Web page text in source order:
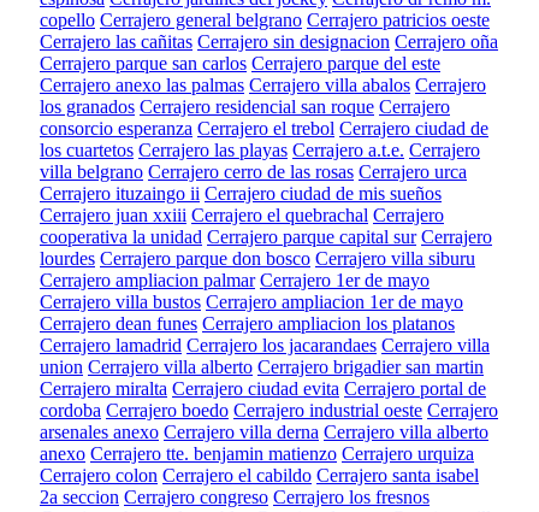
copello Cerrajero general belgrano Cerrajero patricios oeste
Cerrajero las cañitas Cerrajero sin designacion Cerrajero oña
Cerrajero parque san carlos Cerrajero parque del este
Cerrajero anexo las palmas Cerrajero villa abalos Cerrajero
los granados Cerrajero residencial san roque Cerrajero
consorcio esperanza Cerrajero el trebol Cerrajero ciudad de
los cuartetos Cerrajero las playas Cerrajero a.t.e. Cerrajero
villa belgrano Cerrajero cerro de las rosas Cerrajero urca
Cerrajero ituzaingo ii Cerrajero ciudad de mis sueños
Cerrajero juan xxiii Cerrajero el quebrachal Cerrajero
cooperativa la unidad Cerrajero parque capital sur Cerrajero
lourdes Cerrajero parque don bosco Cerrajero villa siburu
Cerrajero ampliacion palmar Cerrajero 1er de mayo
Cerrajero villa bustos Cerrajero ampliacion 1er de mayo
Cerrajero dean funes Cerrajero ampliacion los platanos
Cerrajero lamadrid Cerrajero los jacarandaes Cerrajero villa
union Cerrajero villa alberto Cerrajero brigadier san martin
Cerrajero miralta Cerrajero ciudad evita Cerrajero portal de
cordoba Cerrajero boedo Cerrajero industrial oeste Cerrajero
arsenales anexo Cerrajero villa derna Cerrajero villa alberto
anexo Cerrajero tte. benjamin matienzo Cerrajero urquiza
Cerrajero colon Cerrajero el cabildo Cerrajero santa isabel
2a seccion Cerrajero congreso Cerrajero los fresnos